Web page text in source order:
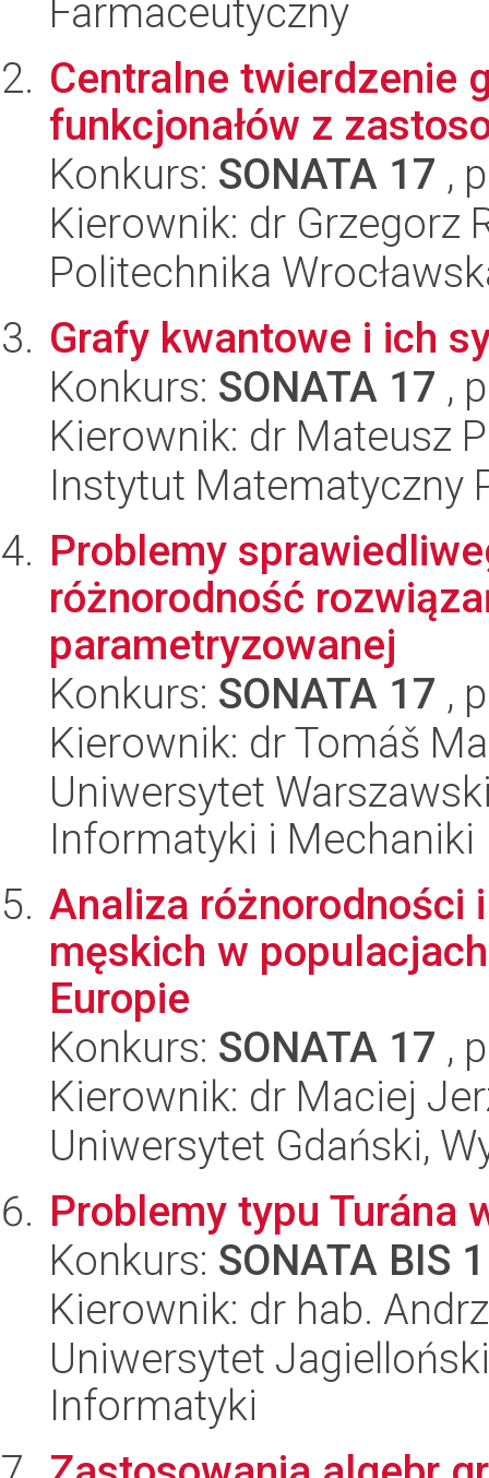
Farmaceutyczny
Centralne twierdzenie
funkcjonałów z
Konkurs: SONATA 17 ,
Kierownik: dr Grzegorz
Politechnika
Grafy kwantowe i ich
Konkurs: SONATA 17 ,
Kierownik: dr Mateusz
Instytut Matematyczny
Problemy
różnorodność
parametryzowanej
Konkurs: SONATA 17 ,
Kierownik: dr Tomáš
Uniwersytet
Informatyki i Mechaniki
Analiza różnorodności
męskich w
Europie
Konkurs: SONATA 17 ,
Kierownik: dr Maciej
Uniwersytet Gdański,
Problemy typu Turána
Konkurs: SONATA BIS
Kierownik: dr hab.
Uniwersytet
Informatyki